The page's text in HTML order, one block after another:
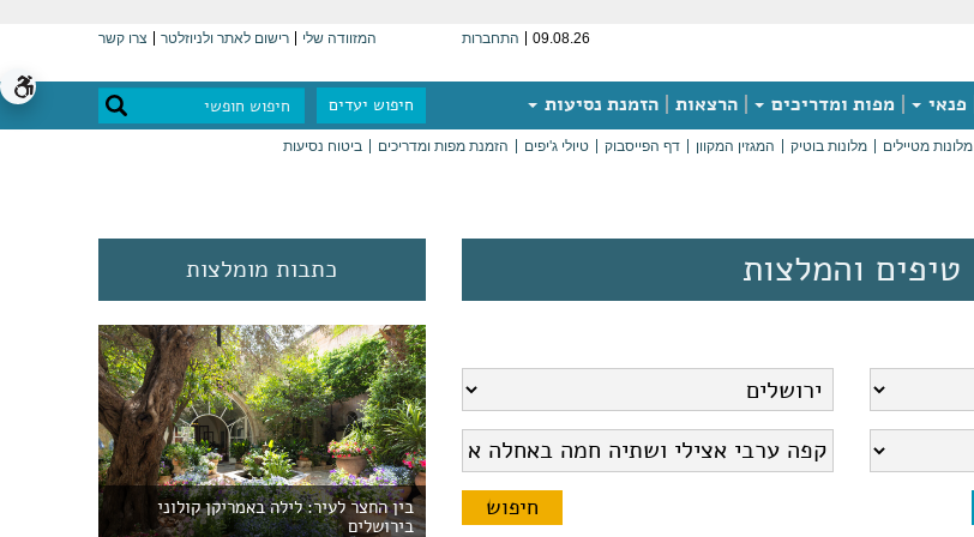
09.08.26 התחברות המזוודה שלי רישום לאתר ולניוזלטר צרו קשר
פנאי מפות ומדריכים הרצאות הזמנת נסיעות חיפוש יעדים
מלונות מטיילים מלונות בוטיק המגזין המקוון דף הפייסבוק טיולי ג'יפים הזמנת מפות ומדריכים ביטוח נסיעות
טיפים והמלצות כתבות מומלצות
בין החצר לעיר: לילה באמריקן קולוני
בירושלים